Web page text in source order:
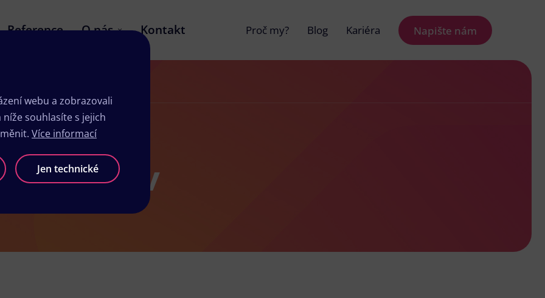
Reference O nás Kontakt Proč my? Blog Kariéra Napište nám
Mirošov
webu a zobrazovali
souhlasíte s jejich
Více informací
Jen technické